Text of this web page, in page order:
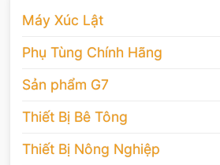
Máy Xúc Lật
Phụ Tùng Chính Hãng
Sản phẩm G7
Thiết Bị Bê Tông
Thiết Bị Nông Nghiệp